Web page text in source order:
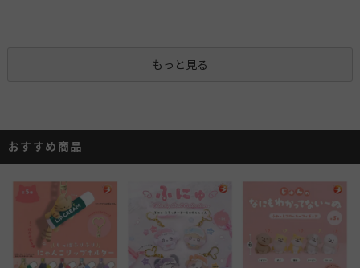
もっと見る
おすすめ商品